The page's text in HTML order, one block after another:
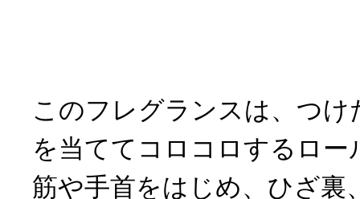
このフレグランスは、つけ
を当ててコロコロするロー
筋や手首をはじめ、ひざ裏